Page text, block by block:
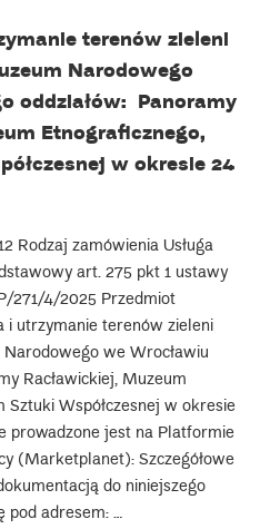
terenów zieleni
Narodowego
oddziałów: Panoramy
Etnograficznego,
w okresie 24
Rodzaj zamówienia Usługa
art. 275 pkt 1 ustawy
271/4/2025 Przedmiot
i utrzymanie terenów zieleni
we Wrocławiu
Racławickiej, Muzeum
Sztuki Współczesnej w okresie
prowadzone jest na Platformie
(Marketplanet): Szczegółowe
do niniejszego
pod adresem: …